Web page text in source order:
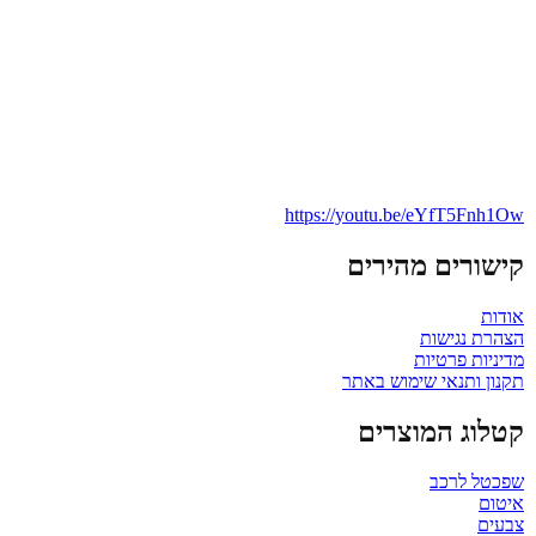
https://youtu.be/eYfT5Fnh1Ow
קישורים מהירים
אודות
הצהרת נגישות
מדיניות פרטיות
תקנון ותנאי שימוש באתר
קטלוג המוצרים
שפכטל לרכב
איטום
צבעים